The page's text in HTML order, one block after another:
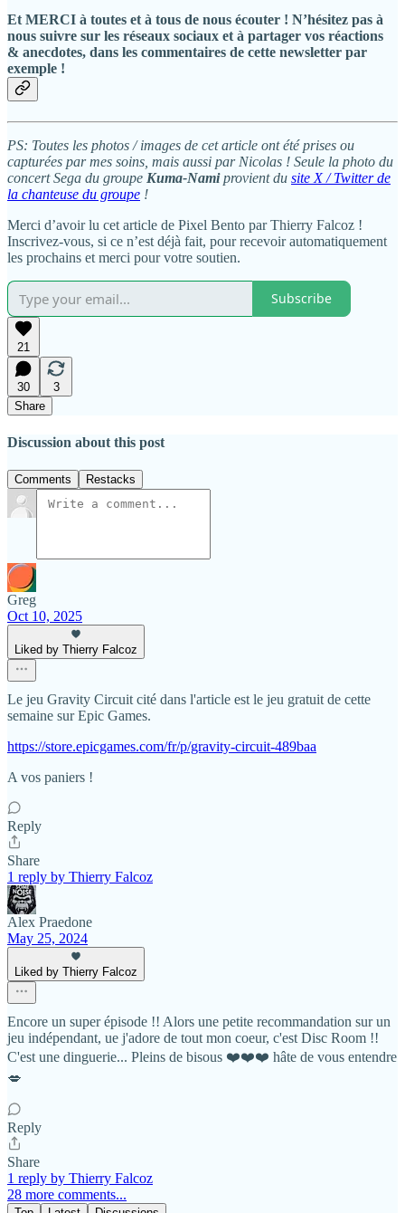
Et MERCI à toutes et à tous de nous écouter ! N’hésitez pas à
nous suivre sur les réseaux sociaux et à partager vos réactions
& anecdotes, dans les commentaires de cette newsletter par
exemple !
PS: Toutes les photos / images de cet article ont été prises ou
capturées par mes soins, mais aussi par Nicolas ! Seule la photo du
concert Sega du groupe Kuma-Namiprovient du site X / Twitter de
la chanteuse du groupe !
Merci d’avoir lu cet article de Pixel Bento par Thierry Falcoz !
Inscrivez-vous, si ce n’est déjà fait, pour recevoir automatiquement
les prochains et merci pour votre soutien.
Subscribe
21
30
3
Share
Discussion about this post
Comments Restacks
Greg
Oct 10, 2025
Liked by Thierry Falcoz
Le jeu Gravity Circuit cité dans l'article est le jeu gratuit de cette
semaine sur Epic Games.
https://store.epicgames.com/fr/p/gravity-circuit-489baa
A vos paniers !
Reply
Share
1 reply by Thierry Falcoz
Alex Praedone
May 25, 2024
Liked by Thierry Falcoz
Encore un super épisode !! Alors une petite recommandation sur un
jeu indépendant, ue j'adore de tout mon coeur, c'est Disc Room !!
C'est une dinguerie... Pleins de bisous ❤️❤️❤️ hâte de vous entendre
💋
Reply
Share
1 reply by Thierry Falcoz
28 more comments...